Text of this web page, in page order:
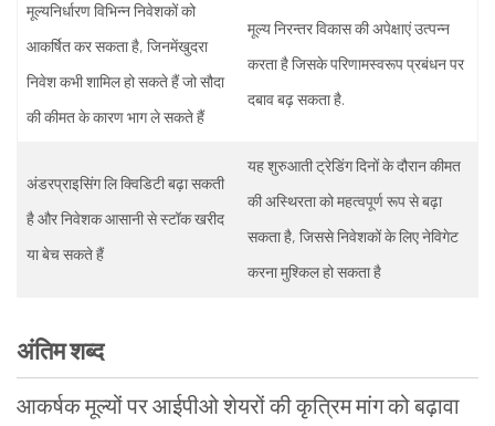
मूल्यनिर्धारण विभिन्न निवेशकों को
आकर्षित कर सकता है, जिनमेंखुदरा
निवेश कभी शामिल हो सकते हैं जो सौदा
की कीमत के कारण भाग ले सकते हैं
मूल्य निरन्तर विकास की अपेक्षाएं उत्पन्न
करता है जिसके परिणामस्वरूप प्रबंधन पर
दबाव बढ़ सकता है.
अंडरप्राइसिंग लि क्विडिटी बढ़ा सकती
है और निवेशक आसानी से स्टॉक खरीद
या बेच सकते हैं
यह शुरुआती ट्रेडिंग दिनों के दौरान कीमत
की अस्थिरता को महत्वपूर्ण रूप से बढ़ा
सकता है, जिससे निवेशकों के लिए नेविगेट
करना मुश्किल हो सकता है
अंतिम शब्द
आकर्षक मूल्यों पर आईपीओ शेयरों की कृत्रिम मांग को बढ़ावा